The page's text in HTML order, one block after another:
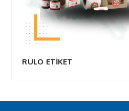
RULO ETİKET